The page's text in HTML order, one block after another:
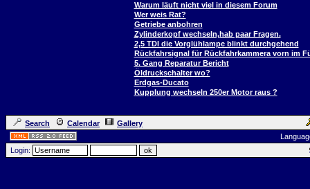
Warum läuft nicht viel in diesem Forum
Wer weis Rat?
Getriebe anbohren
Zylinderkopf wechseln,hab paar Fragen.
2,5 TDI die Vorglühlampe blinkt durchgehend
Rückfahrsignal für Rückfahrkammera vorn im
5. Gang Reparatur Bericht
Öldruckschalter wo?
Erdgas-Ducato
Kupplung wechseln 250er Motor raus ?
Search Calendar
Gallery
Login: